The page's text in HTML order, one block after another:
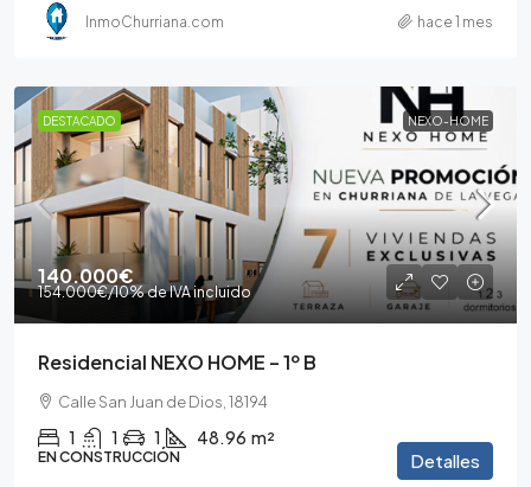
InmoChurriana.com hace 1 mes
DESTACADO NEXO-HOME
140.000€
154.000€/10% de IVA incluido
Residencial NEXO HOME – 1º B
Calle San Juan de Dios, 18194
1 1 1 48.96 m²
EN CONSTRUCCIÓN Detalles